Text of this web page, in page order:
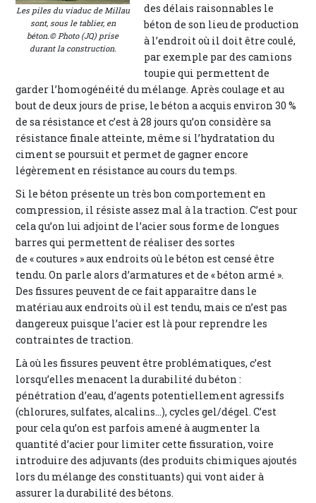
Les piles du viaduc de Millau
sont, sous le tablier, en
béton.© Photo (JQ) prise
durant la construction.
des délais raisonnables le
béton de son lieu de production
à l’endroit où il doit être coulé,
par exemple par des camions
toupie qui permettent de
garder l’homogénéité du mélange. Après coulage et au
bout de deux jours de prise, le béton a acquis environ 30 %
de sa résistance et c’est à 28 jours qu’on considère sa
résistance finale atteinte, même si l’hydratation du
ciment se poursuit et permet de gagner encore
légèrement en résistance au cours du temps.
Si le béton présente un très bon comportement en
compression, il résiste assez mal à la traction. C’est pour
cela qu’on lui adjoint de l’acier sous forme de longues
barres qui permettent de réaliser des sortes
de « coutures » aux endroits où le béton est censé être
tendu. On parle alors d’armatures et de « béton armé ».
Des fissures peuvent de ce fait apparaître dans le
matériau aux endroits où il est tendu, mais ce n’est pas
dangereux puisque l’acier est là pour reprendre les
contraintes de traction.
Là où les fissures peuvent être problématiques, c’est
lorsqu’elles menacent la durabilité du béton :
pénétration d’eau, d’agents potentiellement agressifs
(chlorures, sulfates, alcalins...), cycles gel/dégel. C’est
pour cela qu’on est parfois amené à augmenter la
quantité d’acier pour limiter cette fissuration, voire
introduire des adjuvants (des produits chimiques ajoutés
lors du mélange des constituants) qui vont aider à
assurer la durabilité des bétons.